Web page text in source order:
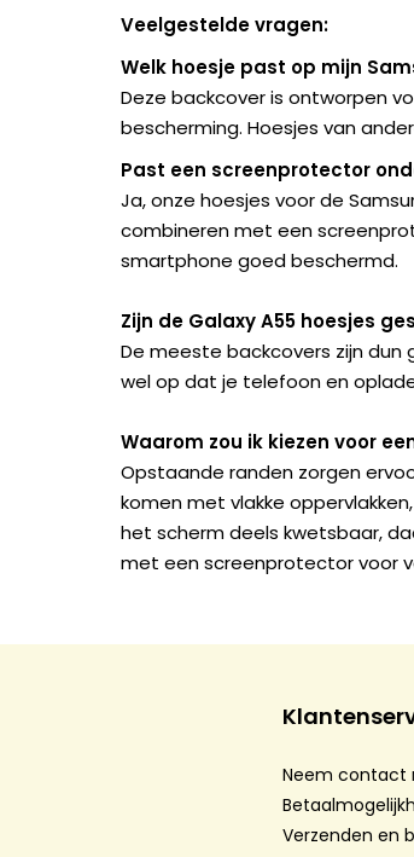
Veelgestelde vragen:
Welk hoesje past op mijn
Deze backcover is ontworpen
bescherming. Hoesjes van
Past een screenprotector
Ja, onze hoesjes voor de
combineren met een
smartphone goed beschermd.
Zijn de Galaxy A55 hoesjes
De meeste backcovers zijn
wel op dat je telefoon en
Waarom zou ik kiezen voor
Opstaande randen zorgen
komen met vlakke
het scherm deels kwetsbaar,
met een screenprotector voor
Neem contact
Verzenden en